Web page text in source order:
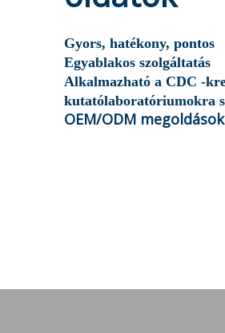
Gyors, hatékony, pontos
Egyablakos szolgáltatás
Alkalmazható a CDC -
kutatólaboratóriumokra
OEM/ODM megoldások